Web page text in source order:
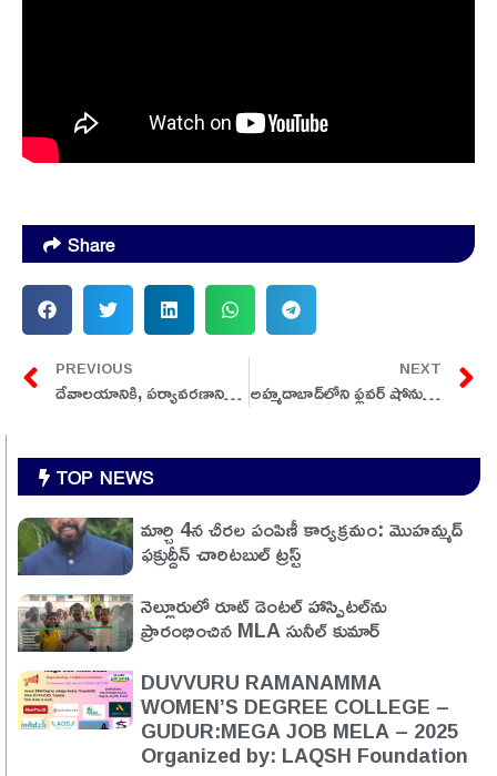
Share
PREVIOUS
దేవాలయానికి, పర్యావరణానికి ఎలాంటి హాని, ఇబ్బంది కలుగకుండా అదే స్థలంలో దేవాలయాన్ని అభివృద్ధి చెస్తం:CM రేవంత్ రెడ్డి
NEXT
అహ్మదాబాద్‌లోని ఫ్లవర్ షోను సందర్శించిన ప్రధాని మోదీ
TOP NEWS
మార్చి 4న చీరల పంపిణీ కార్యక్రమం: మొహమ్మద్
ఫక్రుద్దీన్ చారిటబుల్ ట్రస్ట్
నెల్లూరులో రూట్ డెంటల్ హాస్పిటల్‌ను
ప్రారంభించిన MLA సునీల్ కుమార్
DUVVURU RAMANAMMA
WOMEN’S DEGREE COLLEGE –
GUDUR:MEGA JOB MELA – 2025
Organized by: LAQSH Foundation